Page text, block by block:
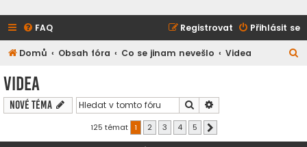
FAQ Přihlásit se
Registrovat
Domů Obsah fóra Co se jinam nevešlo Videa
t
Videa
Nové téma Hledat
125 témat 1 2 3 4 5